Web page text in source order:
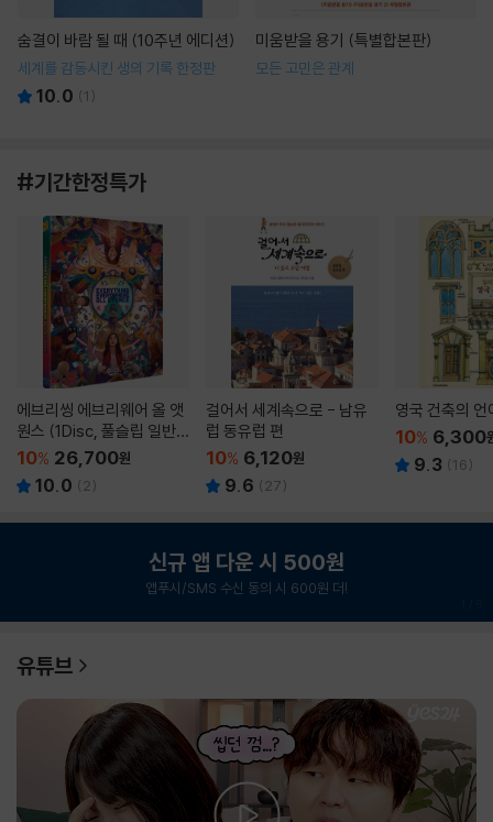
숨결이 바람 될 때 (10주년 에디션)
세계를 감동시킨 생의 기록 한정판
10.0 (1 )
미움받을 용기 (특별합본판)
모든 고민은 관계
#기간한정특가
에브리씽 에브리웨어 올 앳
원스 (1Disc, 풀슬립 일반
판) : 블루레이
10% 26,700원
10.0 ( 2)
걸어서 세계속으로 - 남유
럽 동유럽 편
10% 6,120원
9.6 ( 27)
영국 건축의 언
10% 6,300
9.3 (16)
신규 앱 다운 시 500원
앱푸시/SMS 수신 동의 시 600원 더!
유튜브